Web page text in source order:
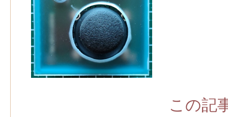
この記